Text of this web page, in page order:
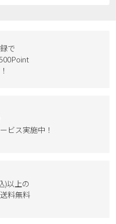
で
ビス実施中！
)以上の
料無料